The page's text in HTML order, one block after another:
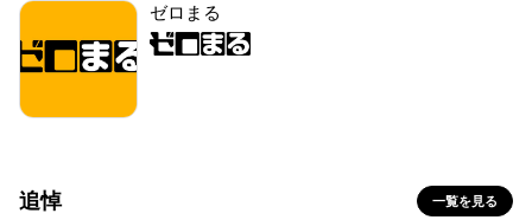
ゼロまる
追悼 一覧を見る